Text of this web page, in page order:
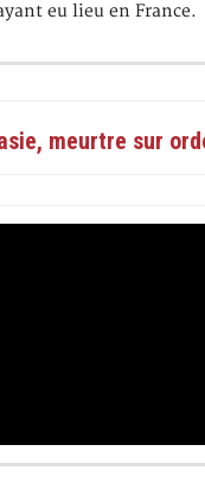
eu lieu en France.
meurtre sur